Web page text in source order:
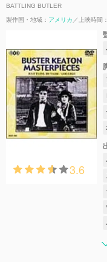
BATTLING BUTLER
製作国・地域： アメリカ 上映時間
3.6